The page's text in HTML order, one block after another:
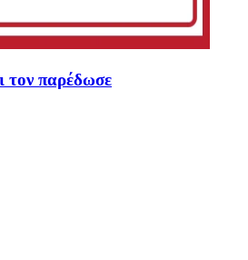
τον παρέδωσε